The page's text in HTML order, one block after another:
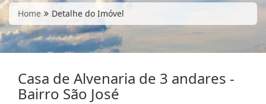
Home Detalhe do Imóvel
Casa de Alvenaria de 3 andares -
Bairro São José